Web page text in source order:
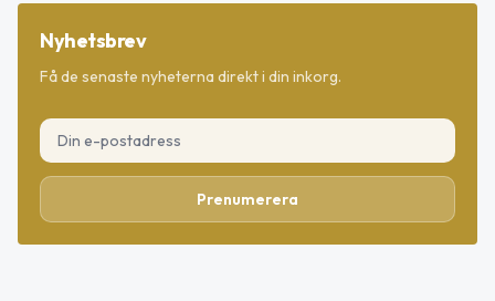
Nyhetsbrev
Få de senaste nyheterna direkt i din inkorg.
Prenumerera